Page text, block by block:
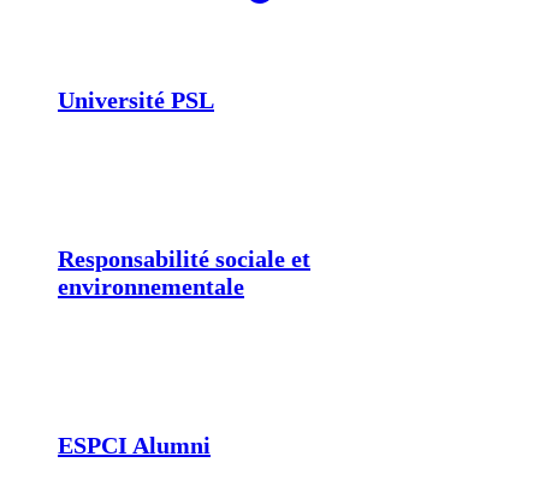
Université PSL
Responsabilité sociale et
environnementale
ESPCI Alumni